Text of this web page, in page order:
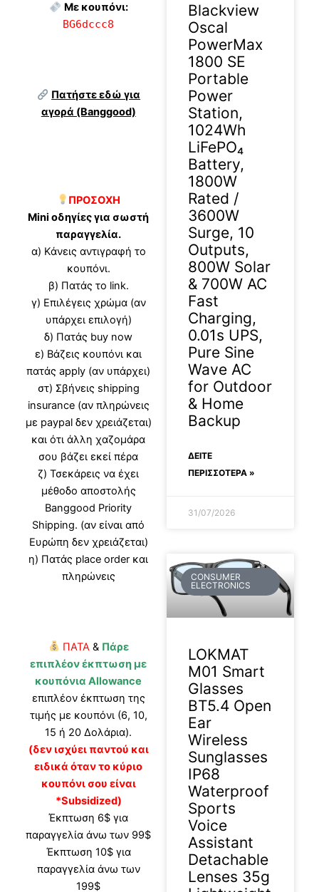
Με κουπόνι:
BG6dccc8
Πατήστε εδώ για
αγορά (Banggood)
ΠΡΟΣΟΧΗ
Mini οδηγίες για σωστή
παραγγελία.
α) Κάνεις αντιγραφή το
κουπόνι.
β) Πατάς το link.
γ) Επιλέγεις χρώμα (αν
υπάρχει επιλογή)
δ) Πατάς buy now
ε) Βάζεις κουπόνι και
πατάς apply (αν υπάρχει)
στ) Σβήνεις shipping
insurance (αν πληρώνεις
με paypal δεν χρειάζεται)
και ότι άλλη χαζομάρα
σου βάζει εκεί πέρα
ζ) Τσεκάρεις να έχει
μέθοδο αποστολής
Banggood Priority
Shipping. (αν είναι από
Ευρώπη δεν χρειάζεται)
η) Πατάς place order και
πληρώνεις
ΠΑΤΑ & Πάρε
επιπλέον έκπτωση με
κουπόνια Allowance
επιπλέον έκπτωση της
τιμής με κουπόνι (6, 10,
15 ή 20 Δολάρια).
(δεν ισχύει παντού και
ειδικά όταν το κύριο
κουπόνι σου είναι
*Subsidized)
Έκπτωση 6$ για
παραγγελία άνω των 99$
Έκπτωση 10$ για
παραγγελία άνω των
199$
Blackview
Oscal
PowerMax
1800 SE
Portable
Power
Station,
1024Wh
LiFePO₄
Battery,
1800W
Rated /
3600W
Surge, 10
Outputs,
800W Solar
& 700W AC
Fast
Charging,
0.01s UPS,
Pure Sine
Wave AC
for Outdoor
& Home
Backup
ΔΕΊΤΕ
ΠΕΡΙΣΣΟΤΕΡΑ »
31/07/2026
CONSUMER
ELECTRONICS
LOKMAT
M01 Smart
Glasses
BT5.4 Open
Ear
Wireless
Sunglasses
IP68
Waterproof
Sports
Voice
Assistant
Detachable
Lenses 35g